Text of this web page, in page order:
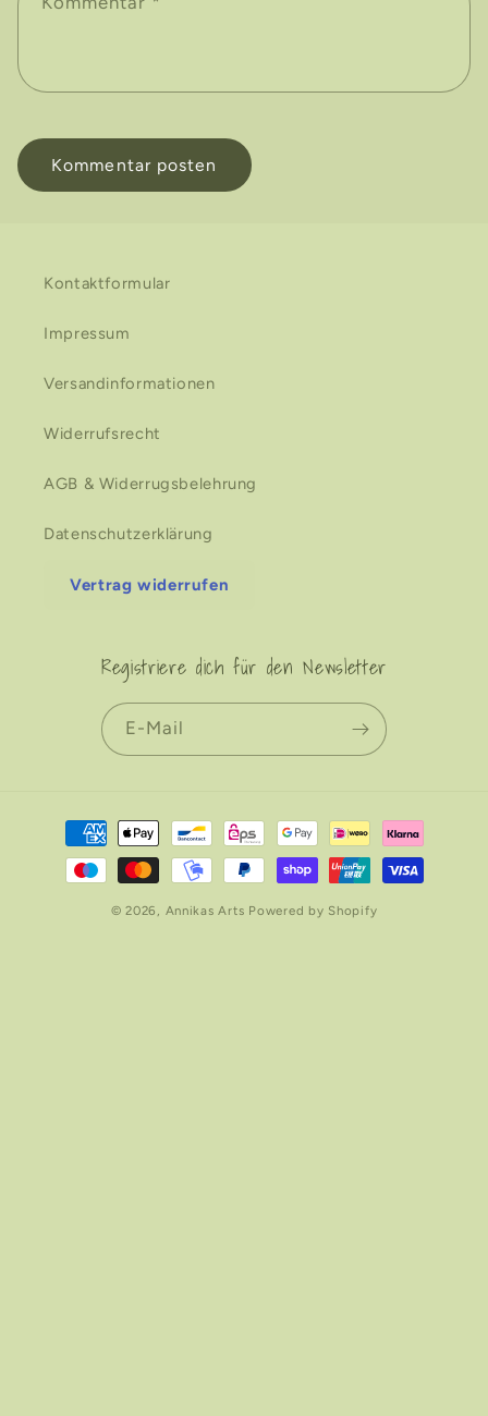
Kontaktformular
Impressum
Versandinformationen
Widerrufsrecht
AGB & Widerrugsbelehrung
Datenschutzerklärung
Vertrag widerrufen
Registriere dich für den Newsletter
E-Mail
Zahlungsmethoden
© 2026, Annikas Arts Powered by Shopify